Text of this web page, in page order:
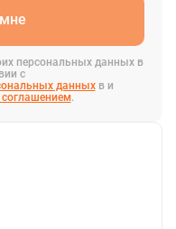
персональных данных в
с
данныхв и
.